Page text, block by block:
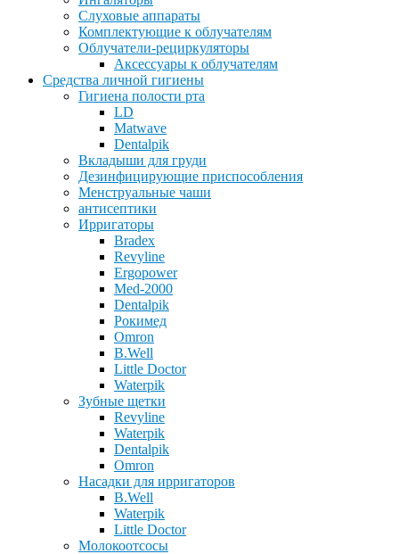
Слуховые аппараты
Комплектующие к облучателям
Облучатели-рециркуляторы
Аксессуары к облучателям
Средства личной гигиены
Гигиена полости рта
LD
Matwave
Dentalpik
Вкладыши для груди
Дезинфицирующие приспособления
Менструальные чаши
антисептики
Ирригаторы
Bradex
Revyline
Ergopower
Med-2000
Dentalpik
Рокимед
Omron
B.Well
Little Doctor
Waterpik
Зубные щетки
Revyline
Waterpik
Dentalpik
Omron
Насадки для ирригаторов
B.Well
Waterpik
Little Doctor
Молокоотсосы